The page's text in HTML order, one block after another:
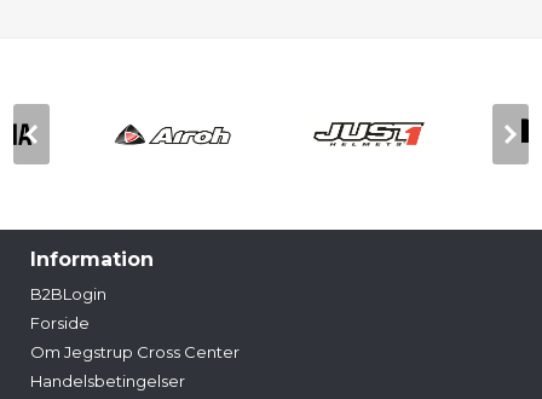
Information
B2BLogin
Forside
Om Jegstrup Cross Center
Handelsbetingelser